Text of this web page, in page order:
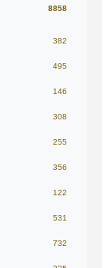
8858
382
495
146
308
255
356
122
531
732